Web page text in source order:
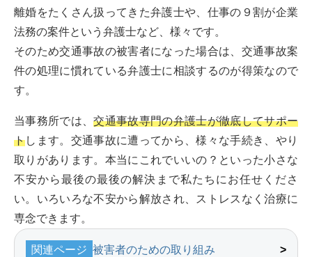
離婚をたくさん扱ってきた弁護士や、仕事の９割が企業
法務の案件という弁護士など、様々です。
そのため交通事故の被害者になった場合は、交通事故案
件の処理に慣れている弁護士に相談するのが得策なので
す。
当事務所では、交通事故専門の弁護士が徹底してサポー
トします。交通事故に遭ってから、様々な手続き、やり
取りがあります。本当にこれでいいの？といった小さな
不安から最後の最後の解決まで私たちにお任せくださ
い。いろいろな不安から解放され、ストレスなく治療に
専念できます。
関連ページ 被害者のための取り組み